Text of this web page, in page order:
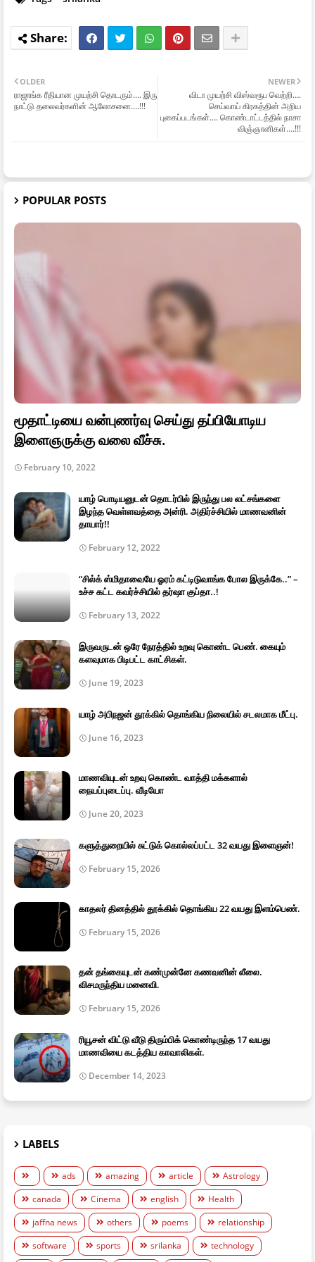
NEWER
விடா முயற்சி விஸ்வரூப வெற்றி….
செய்வாய் கிரகத்தின் அறிய
புகைப்படங்கள்…. கொண்டாட்டத்தில் நாசா
விஞ்ஞானிகள்….!!!
OLDER
ராஜாங்க ரீதியான முயற்சி தொடரும்…. இரு
நாட்டு தலைவர்களின் ஆலோசனை….!!!
POPULAR POSTS
மூதாட்டியை வன்புணர்வு செய்து தப்பியோடிய
இளைஞருக்கு வலை வீச்சு.
February 10, 2022
யாழ் பொடியனுடன் தொடர்பில் இருந்து பல லட்சங்களை
இழந்த வெள்ளவத்தை அன்ரி. அதிர்ச்சியில் மாணவனின்
தாயார்!!
February 12, 2022
“சில்க் ஸ்மிதாவையே ஓரம் கட்டிடுவாங்க போல இருக்கே..” –
உச்ச கட்ட கவர்ச்சியில் தர்ஷா குப்தா..!
February 13, 2022
இருவருடன் ஒரே நேரத்தில் உறவு கொண்ட பெண். கையும்
களவுமாக பிடிபட்ட காட்சிகள்.
June 19, 2023
யாழ் அபிநஜன் தூக்கில் தொங்கிய நிலையில் சடலமாக மீட்பு.
June 16, 2023
மாணவியுடன் உறவு கொண்ட வாத்தி மக்களால்
நையப்புடைப்பு. வீடியோ
June 20, 2023
களுத்துறையில் சுட்டுக் கொல்லப்பட்ட 32 வயது இளைஞன்!
February 15, 2026
காதலர் தினத்தில் தூக்கில் தொங்கிய 22 வயது இளம்பெண்.
February 15, 2026
தன் தங்கையுடன் கண்முன்னே கணவனின் லீலை.
விசமருந்திய மனைவி.
February 15, 2026
ரியூசன் விட்டு வீடு திரும்பிக் கொண்டிருந்த 17 வயது
மாணவியை கடத்திய காவாலிகள்.
December 14, 2023
LABELS
ads amazing article
Astrology
canada
Cinema english
Health
jaffna news
others poems
relationship
software
sports srilanka technology